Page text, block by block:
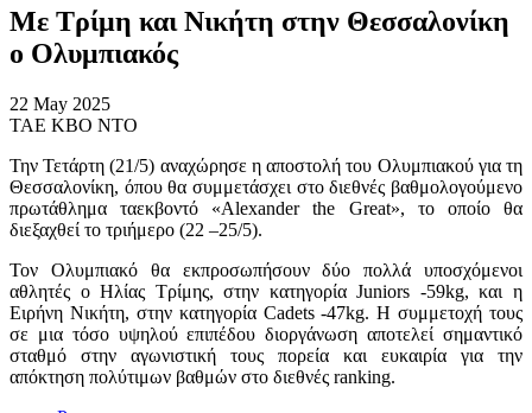
Με Τρίμη και Νικήτη στην Θεσσαλονίκη
ο Ολυμπιακός
22 May 2025
ΤΑΕ ΚΒΟ ΝΤΟ
Την Τετάρτη (21/5) αναχώρησε η αποστολή του Ολυμπιακού για τη
Θεσσαλονίκη, όπου θα συμμετάσχει στο διεθνές βαθμολογούμενο
πρωτάθλημα ταεκβοντό «Alexander the Great», το οποίο θα
διεξαχθεί το τριήμερο (22 –25/5).
Τον Ολυμπιακό θα εκπροσωπήσουν δύο πολλά υποσχόμενοι
αθλητές ο Ηλίας Τρίμης, στην κατηγορίαJuniors -59kg, και η
Ειρήνη Νικήτη, στην κατηγορία Cadets-47kg. Η συμμετοχή τους
σε μια τόσο υψηλού επιπέδου διοργάνωση αποτελεί σημαντικό
σταθμό στην αγωνιστική τους πορεία και ευκαιρία για την
απόκτηση πολύτιμων βαθμών στο διεθνές ranking.